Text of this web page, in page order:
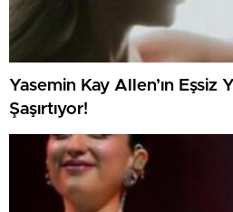
Yasemin Kay Allen’ın Eşsiz
Şaşırtıyor!